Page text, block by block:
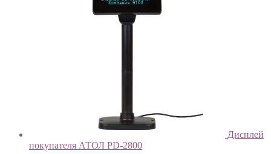
Дисплей
покупателя АТОЛ PD-2800